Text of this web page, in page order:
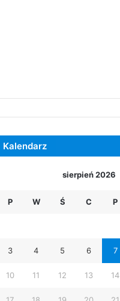
Kalendarz
sierpień 2026
P W Ś C P
3 4 5 6 7
10 11 12 13 14